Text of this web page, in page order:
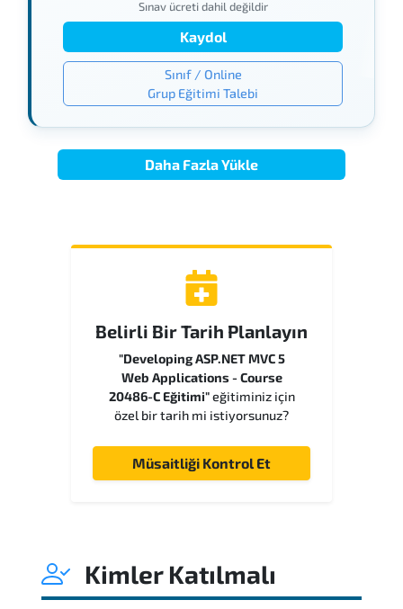
Sınav ücreti dahil değildir
Kaydol
Sınıf / Online
Grup Eğitimi Talebi
Daha Fazla Yükle
Belirli Bir Tarih Planlayın
"Developing ASP.NET MVC 5
Web Applications - Course
20486-C Eğitimi"eğitiminiz için
özel bir tarih mi istiyorsunuz?
Müsaitliği Kontrol Et
Kimler Katılmalı